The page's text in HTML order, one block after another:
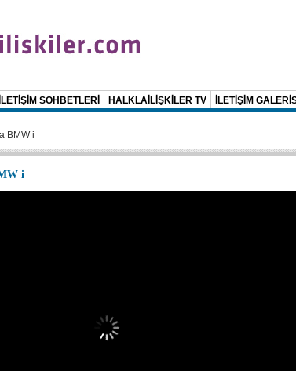
İLETİŞİM SOHBETLERİ HALKLAİLİŞKİLER TV İLETİŞİM
BMW i
i